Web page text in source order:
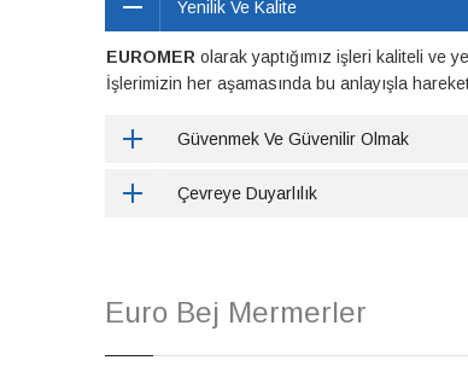
Yenilik Ve Kalite
EUROMER olarak yaptığımız işleri kaliteli ve
İşlerimizin her aşamasında bu anlayışla
Güvenmek Ve Güvenilir Olmak
Çevreye Duyarlılık
Euro Bej Mermerler